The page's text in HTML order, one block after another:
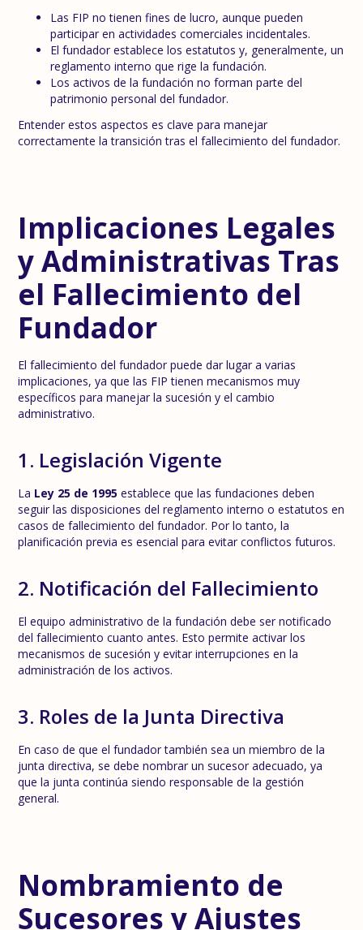
Las FIP no tienen fines de lucro, aunque pueden
participar en actividades comerciales incidentales.
El fundador establece los estatutos y, generalmente, un
reglamento interno que rige la fundación.
Los activos de la fundación no forman parte del
patrimonio personal del fundador.
Entender estos aspectos es clave para manejar
correctamente la transición tras el fallecimiento del fundador.
Implicaciones Legales
y Administrativas Tras
el Fallecimiento del
Fundador
El fallecimiento del fundador puede dar lugar a varias
implicaciones, ya que las FIP tienen mecanismos muy
específicos para manejar la sucesión y el cambio
administrativo.
1. Legislación Vigente
La Ley 25 de 1995 establece que las fundaciones deben
seguir las disposiciones del reglamento interno o estatutos en
casos de fallecimiento del fundador. Por lo tanto, la
planificación previa es esencial para evitar conflictos futuros.
2. Notificación del Fallecimiento
El equipo administrativo de la fundación debe ser notificado
del fallecimiento cuanto antes. Esto permite activar los
mecanismos de sucesión y evitar interrupciones en la
administración de los activos.
3. Roles de la Junta Directiva
En caso de que el fundador también sea un miembro de la
junta directiva, se debe nombrar un sucesor adecuado, ya
que la junta continúa siendo responsable de la gestión
general.
Nombramiento de
Sucesores y Ajustes